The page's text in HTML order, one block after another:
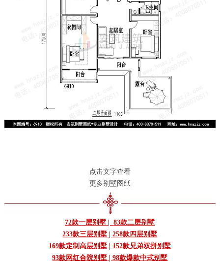
点击文字查看
更多别墅图纸
72款一层别墅 |83款二层别墅
233款三层别墅 |258款四层别墅
169款定制高层别墅 | 152款兄弟双拼别墅
93款网红合院别墅 |98款爆款中式别墅